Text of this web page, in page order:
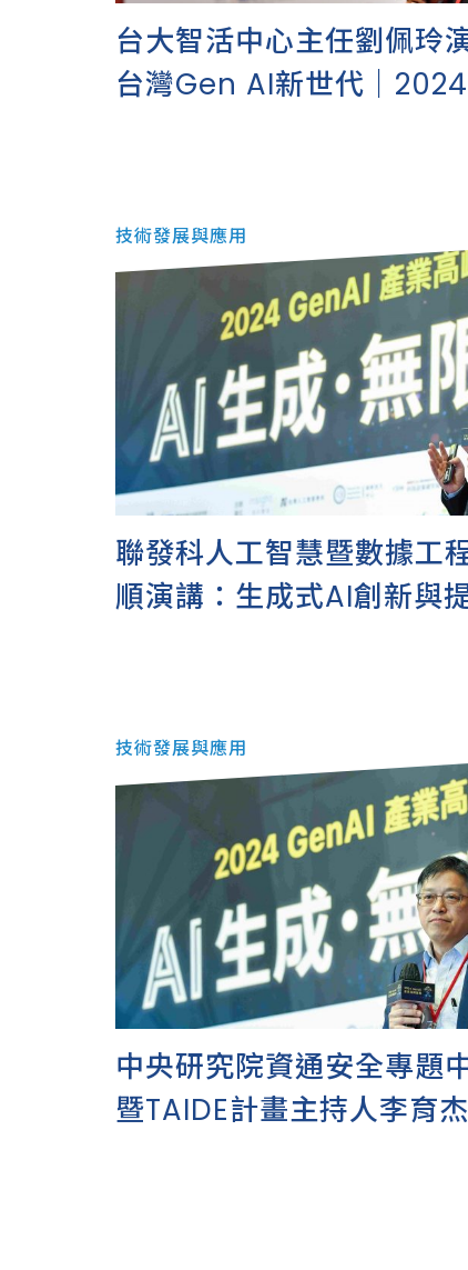
台大智活中心主任劉佩玲
台灣Gen AI新世代｜
技術發展與應用
聯發科人工智慧暨數據工
順演講：生成式AI創新與
技術發展與應用
中央研究院資通安全專題
暨TAIDE計畫主持人李育